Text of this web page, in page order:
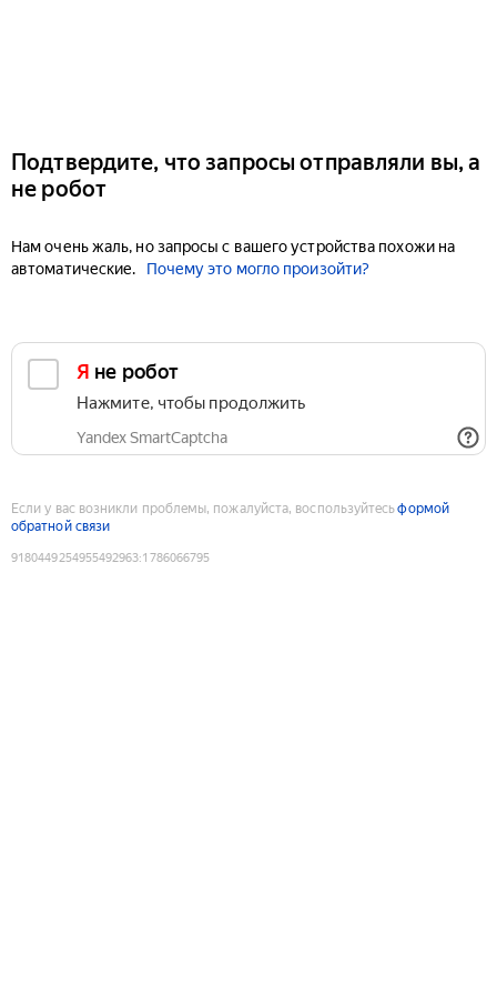
Подтвердите, что запросы отправляли вы, а
не робот
Нам очень жаль, но запросы с вашего устройства похожи на
автоматические.
Почему это могло произойти?
Я не робот
Нажмите, чтобы продолжить
Yandex SmartCaptcha
Если у вас возникли проблемы, пожалуйста, воспользуйтесьформой
обратной связи
9180449254955492963:1786066795